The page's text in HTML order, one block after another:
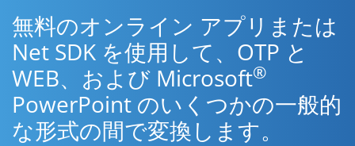
無料のオンライン アプリまたは
Net SDK を使用して、OTP と
WEB、および Microsoft®
PowerPoint のいくつかの一般的
な形式の間で変換します。